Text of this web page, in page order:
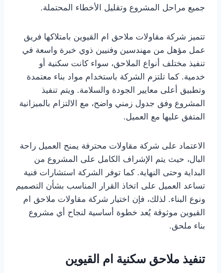
جميع مراحل المشروع وتقليل الأخطاء المحتملة.
تتميز شركة مقاولات ملاحق ام القيوين بامتلاكها فريق
عمل مؤهل من مهندسين وفنيين ذوي خبرة واسعة في
تنفيذ مختلف أنواع الملاحق، سواء كانت سكنية أو
خدمية. كما تلتزم الشركة باستخدام مواد بناء معتمدة
وتطبيق أعلى معايير الجودة والسلامة. ويتم تنفيذ
المشروع وفق جدول زمني واضح، مع الالتزام بالميزانية
المتفق عليها مع العميل.
الاعتماد على شركة مقاولات محترفة يمنح العميل راحة
البال، حيث يتم الإشراف الكامل على المشروع من
البداية وحتى النهاية. كما توفر الشركة استشارات فنية
تساعد العميل على اتخاذ القرار المناسب بشأن التصميم
ونوع البناء. لذلك، فإن اختيار شركة مقاولات ملاحق ام
القيوين موثوقة يُعد خطوة أساسية لنجاح أي مشروع
بناء ملحق.
تنفيذ ملاحق سكنية ام القيوين